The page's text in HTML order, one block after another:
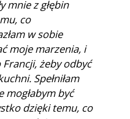
mnie z głębin
co
w sobie
moje marzenia, i
żeby odbyć
Spełniłam
mogłabym być
dzięki temu, co